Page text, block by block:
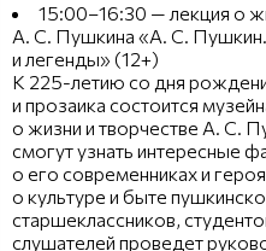
15:00–16:30 — лекция о
А. С. Пушкина «А. С.
и легенды» (12+)
К 225-летию со дня
и прозаика состоится
о жизни и творчестве А. С.
смогут узнать интересные
о его современниках и
о культуре и быте
старшеклассников,
слушателей проведет